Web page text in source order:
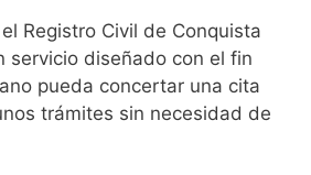
Registro Civil de Conquista
servicio diseñado con el fin
pueda concertar una cita
trámites sin necesidad de